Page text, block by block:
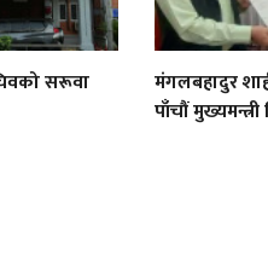
सरूवा
मंगलबहादुर
पाँचौं